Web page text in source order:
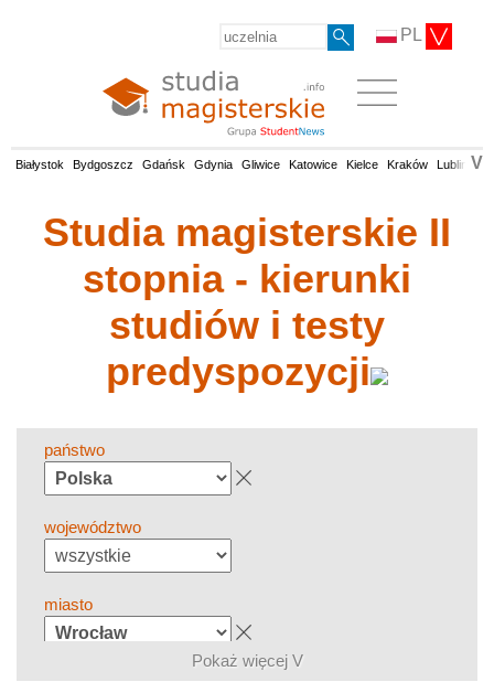
PL
Białystok Bydgoszcz Gdańsk Gdynia Gliwice Katowice Kielce Kraków Lublin V
Studia magisterskie II
stopnia - kierunki
studiów i testy
predyspozycji
państwo
województwo
miasto
Pokaż więcej V